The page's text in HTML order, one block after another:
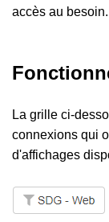
accès au besoin.
La grille ci-
connexions qui
d'affichages